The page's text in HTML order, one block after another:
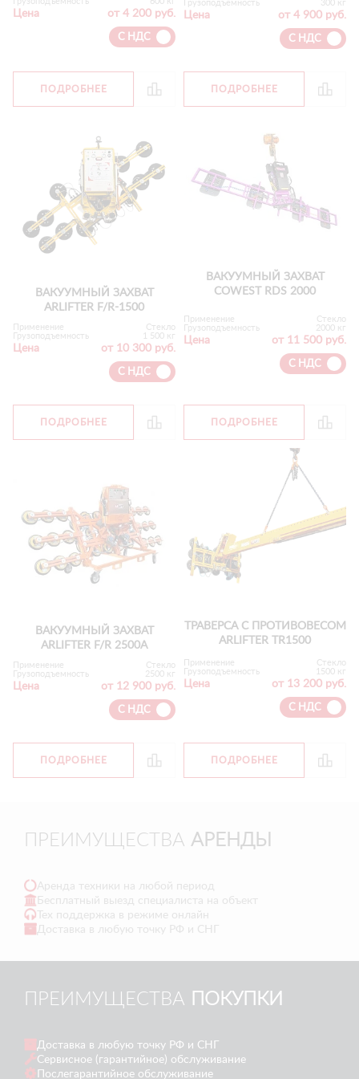
Цена от 4 200 руб.
С НДС
ПОДРОБНЕЕ
Грузоподъемность 300 кг
Цена от 4 900 руб.
С НДС
ПОДРОБНЕЕ
ВАКУУМНЫЙ ЗАХВАТ
ARLIFTER F/R-1500
Применение
Стекло
Грузоподъемность
1 500 кг
Цена от 10 300 руб.
С НДС
ПОДРОБНЕЕ
ВАКУУМНЫЙ ЗАХВАТ
COWEST RDS 2000
Применение
Стекло
Грузоподъемность
2000 кг
Цена от 11 500 руб.
С НДС
ПОДРОБНЕЕ
ВАКУУМНЫЙ ЗАХВАТ
ARLIFTER F/R 2500А
Применение
Стекло
Грузоподъемность
2500 кг
Цена от 12 900 руб.
С НДС
ПОДРОБНЕЕ
ТРАВЕРСА С ПРОТИВОВЕСОМ
ARLIFTER TR1500
Применение
Стекло
Грузоподъемность
1500 кг
Цена от 13 200 руб.
С НДС
ПОДРОБНЕЕ
ПРЕИМУЩЕСТВА АРЕНДЫ
Аренда техники на любой период
Бесплатный выезд специалиста на объект
Тех поддержка в режиме онлайн
Доставка в любую точку РФ и СНГ
ПРЕИМУЩЕСТВА ПОКУПКИ
Доставка в любую точку РФ и СНГ
Сервисное (гарантийное) обслуживание
Послегарантийное обслуживание